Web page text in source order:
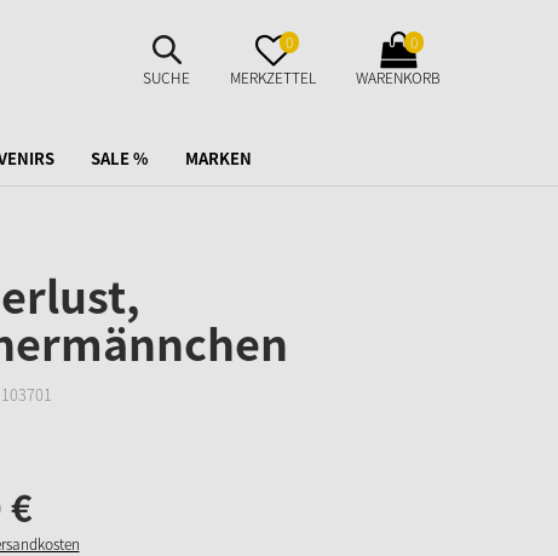
SUCHE
AUFKLAPPEN
SUCHE
MERKZETTEL
AUFKLAPPEN
0
MERKZETTEL
WARENKORB
AUFKLAPPEN
0
WARENKORB
SALE % MARKEN
103701
€